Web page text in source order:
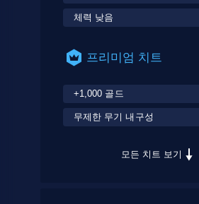
체력 낮음
프리미엄 치트
+1,000 골드
무제한 무기 내구성
모든 치트 보기